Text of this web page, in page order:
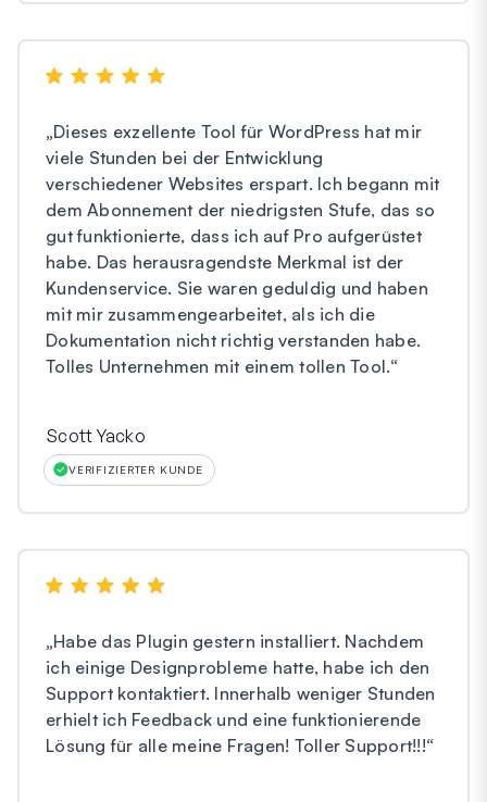
„Dieses exzellente Tool für WordPress hat mir
viele Stunden bei der Entwicklung
verschiedener Websites erspart. Ich begann mit
dem Abonnement der niedrigsten Stufe, das so
gut funktionierte, dass ich auf Pro aufgerüstet
habe. Das herausragendste Merkmal ist der
Kundenservice. Sie waren geduldig und haben
mit mir zusammengearbeitet, als ich die
Dokumentation nicht richtig verstanden habe.
Tolles Unternehmen mit einem tollen Tool.“
Scott Yacko
VERIFIZIERTER KUNDE
„Habe das Plugin gestern installiert. Nachdem
ich einige Designprobleme hatte, habe ich den
Support kontaktiert. Innerhalb weniger Stunden
erhielt ich Feedback und eine funktionierende
Lösung für alle meine Fragen! Toller Support!!!“